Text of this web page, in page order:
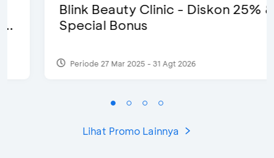
Blink Beauty Clinic - Diskon 25% &
Special Bonus
Periode 27 Mar 2025 - 31 Agt 2026
Lihat Promo Lainnya